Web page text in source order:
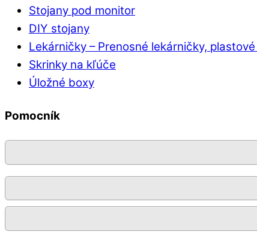
Stojany pod monitor
DIY stojany
Lekárničky – Prenosné lekárničky,
Skrinky na kľúče
Úložné boxy
Pomocník